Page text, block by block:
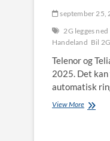
september 25,
2G legges ned
Handeland Bil 2G
Telenor og
2025. Det
automatisk
View More